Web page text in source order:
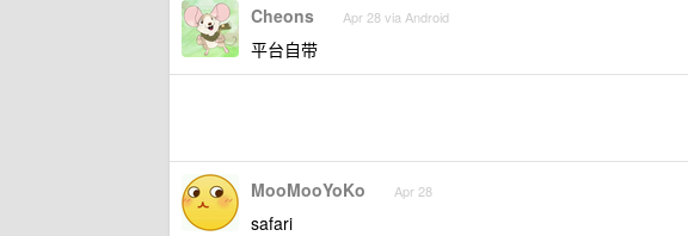
Cheons Apr 28 via Android
平台自带
MooMooYoKo Apr 28
safari